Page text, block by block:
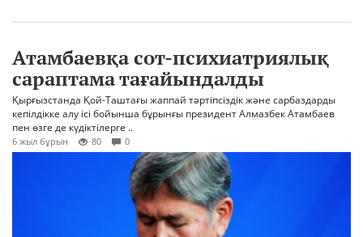
Атамбаевқа сот-психиатриялық
сараптама тағайындалды
Қырғызстанда Қой-Таштағы жаппай тәртіпсіздік және сарбаздарды
кепілдікке алу ісі бойынша бұрынғы президент Алмазбек Атамбаев
пен өзге де күдіктілерге ..
6 жыл бұрын 80 0